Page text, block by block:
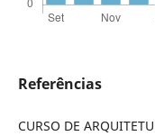
Referências
CURSO DE